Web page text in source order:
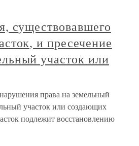
существовавшего
и пресечение
участок или
права на земельный
участок или создающих
подлежит восстановлению